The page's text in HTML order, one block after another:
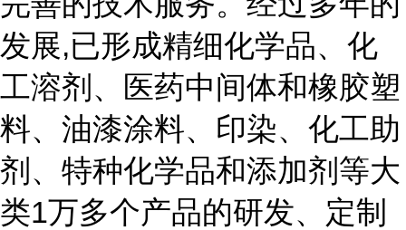
发展,已形成精细化学品、化
工溶剂、医药中间体和橡胶塑
料、油漆涂料、印染、化工助
剂、特种化学品和添加剂等大
类1万多个产品的研发、定制